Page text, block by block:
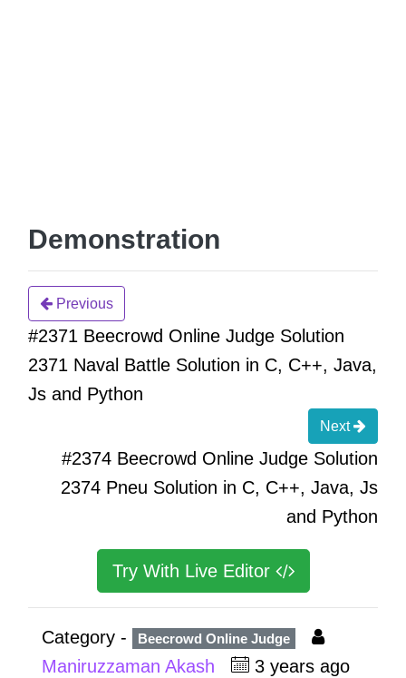
Demonstration
Previous
#2371 Beecrowd Online Judge Solution
2371 Naval Battle Solution in C, C++, Java,
Js and Python
Next
#2374 Beecrowd Online Judge Solution
2374 Pneu Solution in C, C++, Java, Js
and Python
Try With Live Editor
Category - Beecrowd Online Judge
Maniruzzaman Akash
3 years ago